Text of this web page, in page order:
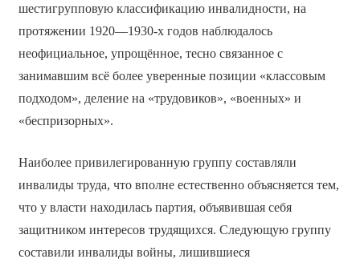
шестигрупповую классификацию инвалидности, на
протяжении 1920—1930-х годов наблюдалось
неофициальное, упрощённое, тесно связанное с
занимавшим всё более уверенные позиции «классовым
подходом», деление на «трудовиков», «военных» и
«беспризорных».
Наиболее привилегированную группу составляли
инвалиды труда, что вполне естественно объясняется тем,
что у власти находилась партия, объявившая себя
защитником интересов трудящихся. Следующую группу
составили инвалиды войны, лишившиеся